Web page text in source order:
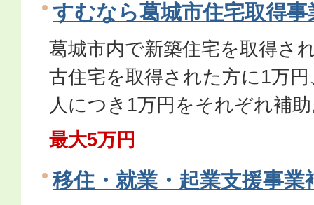
すむなら葛城市住宅取得事
葛城市内で新築住宅を取得さ
古住宅を取得された方に1万
人につき1万円をそれぞれ補
最大5万円
移住・就業・起業支援事業